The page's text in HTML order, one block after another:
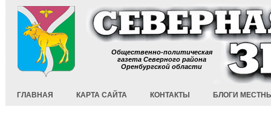
Общественно-политическая
газета Северного района
Оренбургской области
ГЛАВНАЯ КАРТА САЙТА КОНТАКТЫ БЛОГИ